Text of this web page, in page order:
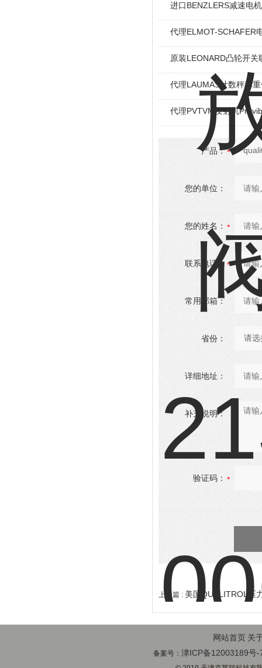
进口BENZLERS减速电
代理ELMOT-SCHAFER
原装LEONARD凸轮开关
代理LAUMAS计数秤称
代理PVTVM发射机
产品：
您的单位：
您的姓名：
联系电话：
常用邮箱：
省份：
详细地址：
补充说明：
验证码：
上一篇 : 美国QUALITROL压
网站首页 关
备案号：津ICP备12003189号-